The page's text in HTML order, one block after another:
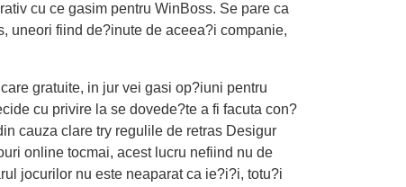
cu ce gasim pentru WinBoss. Se pare ca
fiind de?inute de aceea?i companie,
gratuite, in jur vei gasi op?iuni pentru
cu privire la se dovede?te a fi facuta con?
cauza clare try regulile de retras Desigur
online tocmai, acest lucru nefiind nu de
jocurilor nu este neaparat ca ie?i?i, totu?i